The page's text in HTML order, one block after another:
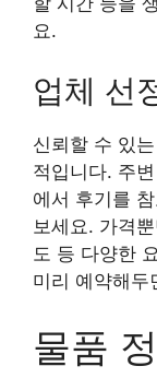
요.
업체 선
신뢰할 수 있
적입니다. 주
에서 후기를
보세요. 가격
도 등 다양한
미리 예약해두
물품